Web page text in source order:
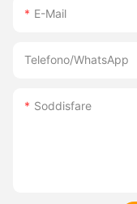
E-Mail
Telefono/WhatsApp
Soddisfare